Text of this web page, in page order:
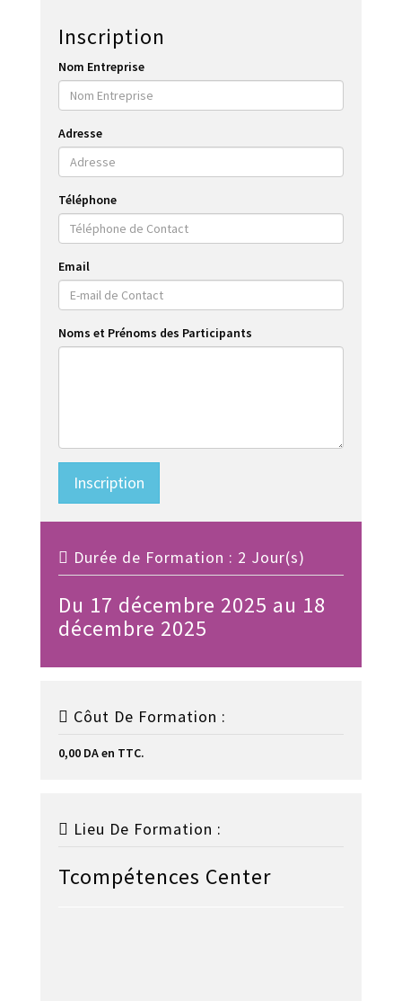
Inscription
Nom Entreprise
Adresse
Téléphone
Email
Noms et Prénoms des Participants
Inscription
Durée de Formation : 2 Jour(s)
Du 17 décembre 2025 au 18
décembre 2025
Côut De Formation :
0,00 DA en TTC.
Lieu De Formation :
Tcompétences Center